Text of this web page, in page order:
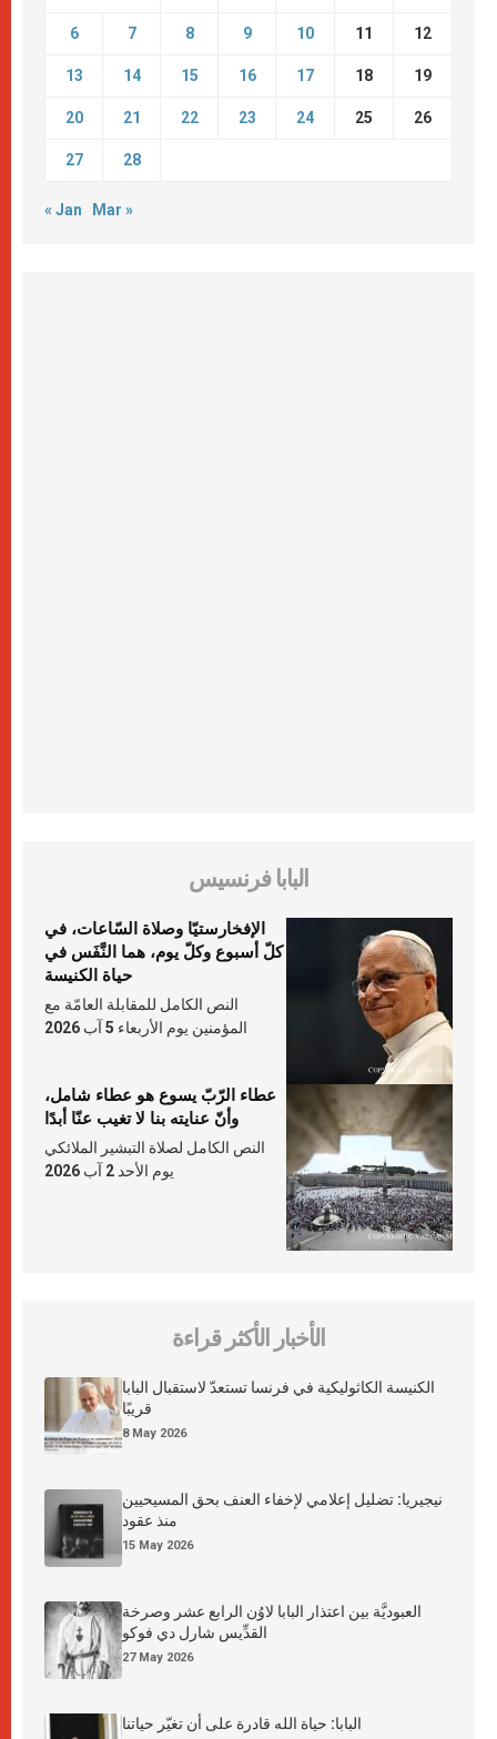
6 7 8 9 10 11 12
13 14 15 16 17 18 19
20 21 22 23 24 25 26
27 28
« Jan Mar »
البابا فرنسيس
الإفخارستيّا وصلاة السّاعات، في
كلّ أسبوع وكلّ يوم، هما النَّفَس في
حياة الكنيسة
النص الكامل للمقابلة العامّة مع
المؤمنين يوم الأربعاء 5 آب 2026
عطاء الرّبّ يسوع هو عطاء شامل،
وأنّ عنايته بنا لا تغيب عنّا أبدًا
النص الكامل لصلاة التبشير الملائكي
يوم الأحد 2 آب 2026
الأخبار الأكثر قراءة
الكنيسة الكاثوليكية في فرنسا تستعدّ لاستقبال البابا
قريبًا
8 May 2026
نيجيريا: تضليل إعلامي لإخفاء العنف بحق المسيحيين
منذ عقود
15 May 2026
العبوديَّة بين اعتذار البابا لاوُن الرابع عشر وصرخة
القدِّيس شارل دي فوكو
27 May 2026
البابا: حياة الله قادرة على أن تغيّر حياتنا